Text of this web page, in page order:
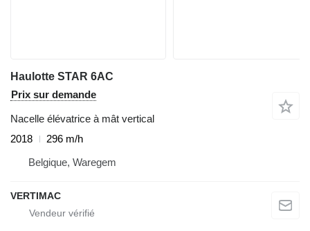
Haulotte STAR 6AC
Prix sur demande
Nacelle élévatrice à mât vertical
2018
296 m/h
Belgique, Waregem
VERTIMAC